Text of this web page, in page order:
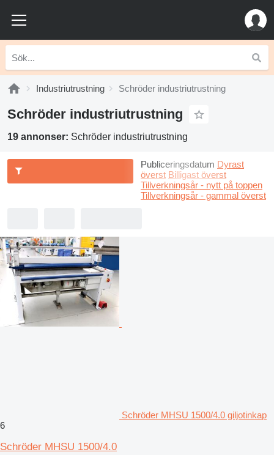
Industriutrustning Schröder industriutrustning
Schröder industriutrustning
19 annonser: Schröder industriutrustning
Publiceringsdatum Dyrast
överst Billigast överst
Tillverkningsår - nytt på toppen
Tillverkningsår - gammal överst
Schröder MHSU 1500/4.0 giljotinkap
6
Schröder MHSU 1500/4.0